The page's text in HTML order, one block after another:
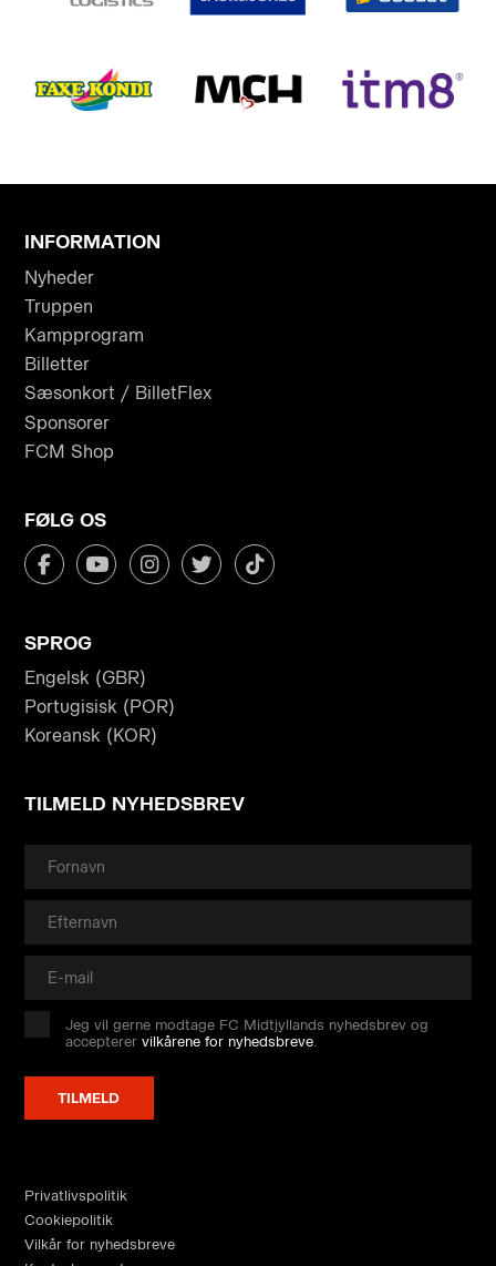
INFORMATION
Nyheder
Truppen
Kampprogram
Billetter
Sæsonkort / BilletFlex
Sponsorer
FCM Shop
FØLG OS
SPROG
Engelsk (GBR)
Portugisisk (POR)
Koreansk (KOR)
TILMELD NYHEDSBREV
Jeg vil gerne modtage FC Midtjyllands nyhedsbrev og
accepterervilkårene for nyhedsbreve
Privatlivspolitik
Cookiepolitik
Vilkår for nyhedsbreve